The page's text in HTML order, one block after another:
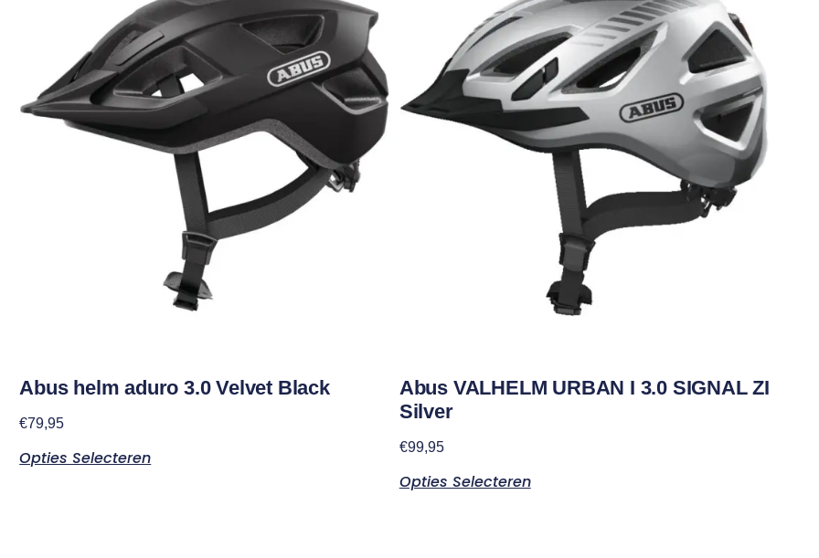
Abus helm aduro 3.0 Velvet Black
€79,95
Opties Selecteren
Abus VALHELM URBAN I 3.0 SIGNAL ZI
Silver
€99,95
Opties Selecteren